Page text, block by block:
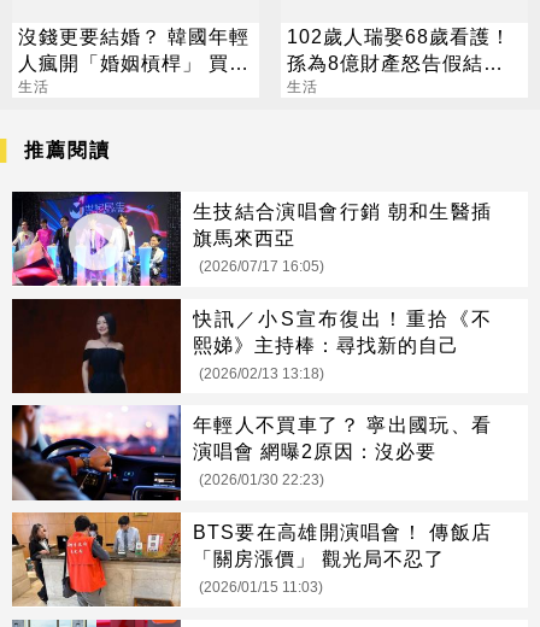
沒錢更要結婚？ 韓國年輕
人瘋開「婚姻槓桿」 買房
拚翻轉階級
生活
102歲人瑞娶68歲看護！
孫為8億財產怒告假結婚
結局出爐
生活
推薦閱讀
生技結合演唱會行銷 朝和生醫插
旗馬來西亞
(2026/07/17 16:05)
快訊／小S宣布復出！重拾《不
熙娣》主持棒：尋找新的自己
(2026/02/13 13:18)
年輕人不買車了？ 寧出國玩、看
演唱會 網曝2原因：沒必要
(2026/01/30 22:23)
BTS要在高雄開演唱會！ 傳飯店
「關房漲價」 觀光局不忍了
(2026/01/15 11:03)